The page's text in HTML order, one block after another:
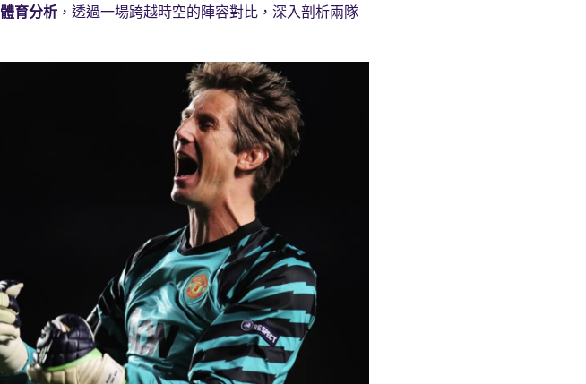
體育分析 ，透過一場跨越時空的陣容對比，深入剖析兩隊